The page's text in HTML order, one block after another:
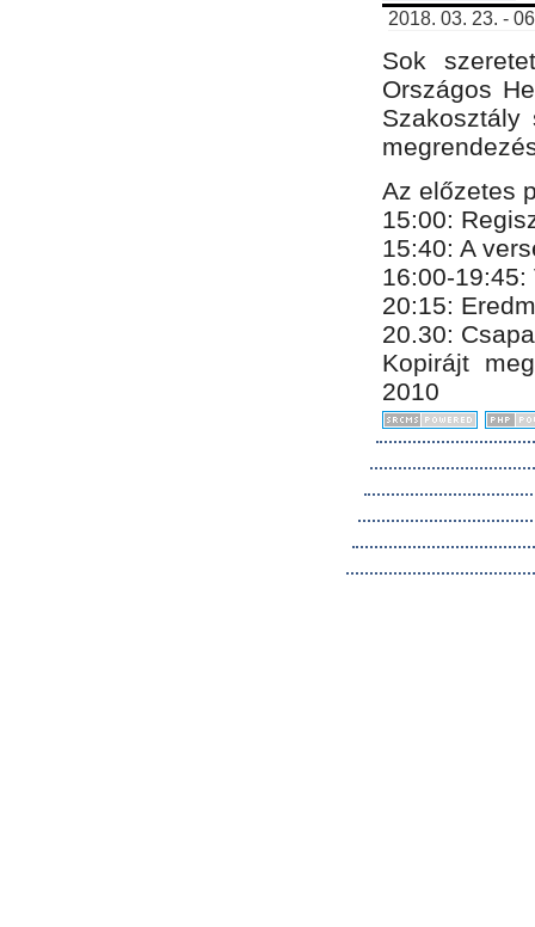
2018. 03. 23. -
Sok
Országos
Az előzetes
15:00:
15:40: A
16:00-19:45:
20:​15​:
​20.30:
Kopirájt
2010